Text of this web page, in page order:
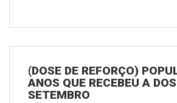
(DOSE DE REFORÇO)
ANOS QUE RECEBEU A
SETEMBRO